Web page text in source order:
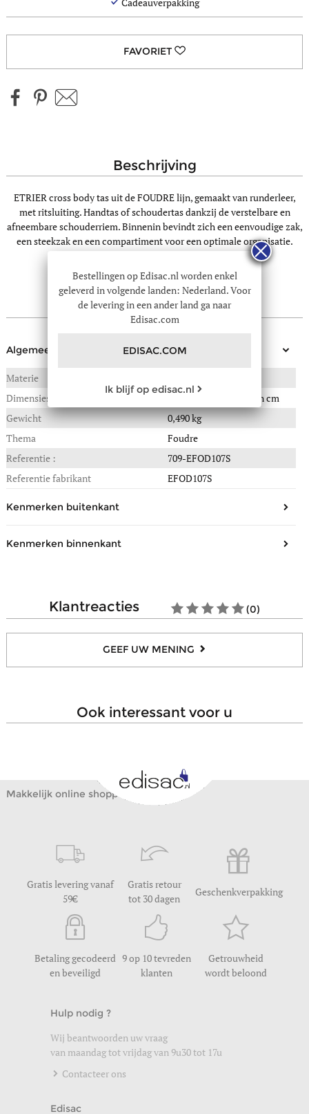
beschrijving
ETRIER cross body tas uit de FOUDRE lijn, gemaakt van runderleer,
met ritsluiting. Handtas of schoudertas dankzij de verstelbare en
afneembare schouderriem. Binnenin bevindt zich een eenvoudige zak,
een steekzak en een compartiment voor een optimale organisatie.
technische info
Algemeen
Materie
Dimensies
28(B) x 13(L) x 18(H) in cm
Gewicht
0,490 kg
Thema
Foudre
Referentie :
709-EFOD107S
Referentie fabrikant
EFOD107S
Kenmerken buitenkant
Draagtype
Gekruist, In de hand
Kenmerken binnenkant
Aantal zakjes met ritssluiting
1
Samenstelling
Katoen, Textiel
klantreacties (0)
GEEF UW MENING
ook interessant voor u
Makkelijk online shoppen
Gratis levering vanaf
59
Gratis retour
tot 30 dagen
Geschenkverpakking
Betaling gecodeerd
en beveiligd
9 op 10 tevreden
klanten
Getrouwheid
wordt beloond
Hulp nodig ?
Wij beantwoorden uw vraag
van maandag tot vrijdag van 9u30 tot 17u
Contacteer ons
Edisac
Bestellingen op Edisac.nl worden enkel
geleverd in volgende landen: Nederland. Voor
de levering in een ander land ga naar
Edisac.com
EDISAC.COM
Ik blijf op edisac.nl